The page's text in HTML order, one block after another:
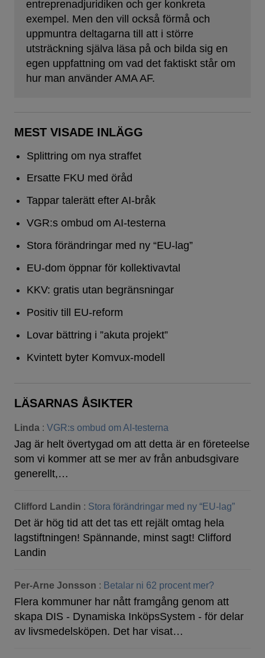
entreprenadjuridiken och ger konkreta
exempel. Men den vill också förmå och
uppmuntra deltagarna till att i större
utsträckning själva läsa på och bilda sig en
egen uppfattning om vad det faktiskt står om
hur man använder AMA AF.
MEST VISADE INLÄGG
Splittring om nya straffet
Ersatte FKU med öråd
Tappar talerätt efter AI-bråk
VGR:s ombud om AI-testerna
Stora förändringar med ny “EU-lag”
EU-dom öppnar för kollektivavtal
KKV: gratis utan begränsningar
Positiv till EU-reform
Lovar bättring i ”akuta projekt”
Kvintett byter Komvux-modell
LÄSARNAS ÅSIKTER
Linda : VGR:s ombud om AI-testerna
Jag är helt övertygad om att detta är en företeelse
som vi kommer att se mer av från anbudsgivare
generellt,…
Clifford Landin : Stora förändringar med ny “EU-lag”
Det är hög tid att det tas ett rejält omtag hela
lagstiftningen! Spännande, minst sagt! Clifford
Landin
Per-Arne Jonsson : Betalar ni 62 procent mer?
Flera kommuner har nått framgång genom att
skapa DIS - Dynamiska InköpsSystem - för delar
av livsmedelsköpen. Det har visat…